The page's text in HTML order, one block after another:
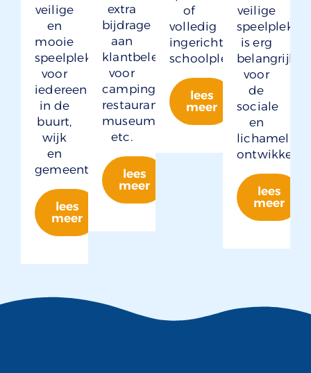
veilige
en
mooie
speelplek
voor
iedereen
in de
buurt,
wijk
en
gemeente.
lees
meer
extra
bijdrage
aan
klantbeleving
voor
camping,
restaurant,
museum
etc.
lees
meer
of
volledig
ingerichte
schoolpleinen.
lees
meer
veilige
speelplek
is erg
belangrijk
voor
de
sociale
en
lichamelijke
lees
meer